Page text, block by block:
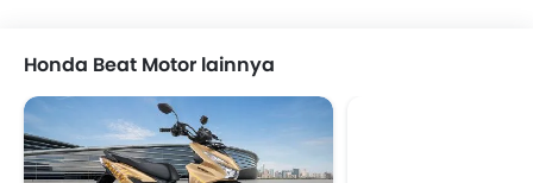
Honda Beat Motor lainnya